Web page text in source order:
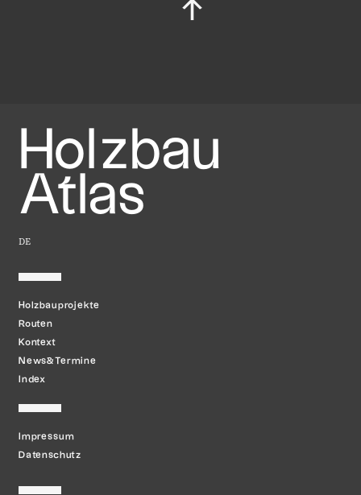
↑
Holzbau
Atlas
DE
Holzbauprojekte
Routen
Kontext
News&Termine
Index
Impressum
Datenschutz